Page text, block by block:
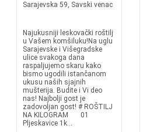
Sarajevska 59, Savski venac
Najukusniji leskovački roštilj
u Vašem komšiluku!Na uglu
Sarajevske i Višegradske
ulice svakoga dana
raspaljujemo skaru kako
bismo ugodili istančanom
ukusu naših sjajnih
mušterija. Budite i Vi deo
nas! Najbolji gost je
zadovoljan gost! # ROŠTILJ
NA KILOGRAM 01
Pljeskavice 1k...